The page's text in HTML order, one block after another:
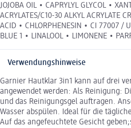
JOJOBA OIL • CAPRYLYL GLYCOL •
ACRYLATES/C10-30 ALKYL ACRYLATE
ACID • CHLORPHENESIN • CI 77007 /
BLUE 1 • LINALOOL • LIMONENE •
Verwendungshinweise
Garnier Hautklar 3in1 kann auf drei
angewendet werden: Als Reinigung:
und das Reinigungsgel auftragen.
Wasser abspülen. Ideal für die
Auf das angefeuchtete Gesicht